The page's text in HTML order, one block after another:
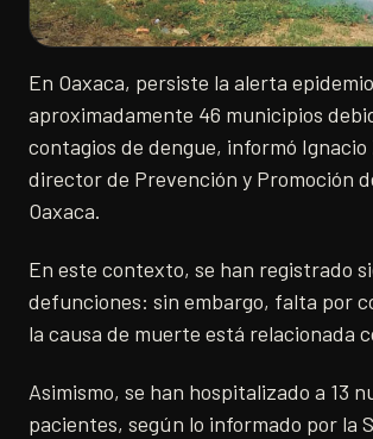
En Oaxaca, persiste la alerta
aproximadamente 46 municipios
contagios de dengue, informó Ignacio
director de Prevención y Promoción
Oaxaca.
En este contexto, se han registrado
defunciones: sin embargo, falta por
la causa de muerte está relacionada
​Asimismo, se han hospitalizado a 13
pacientes, según lo informado por la